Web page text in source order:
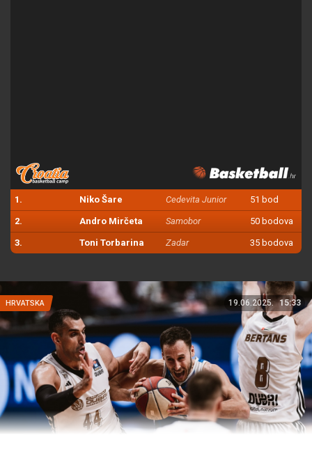
1. Niko Šare Cedevita Junior 51 bod
2. Andro Mirčeta Samobor 50 bodova
3. Toni Torbarina Zadar 35 bodova
HRVATSKA 19.06.2025. 15:33